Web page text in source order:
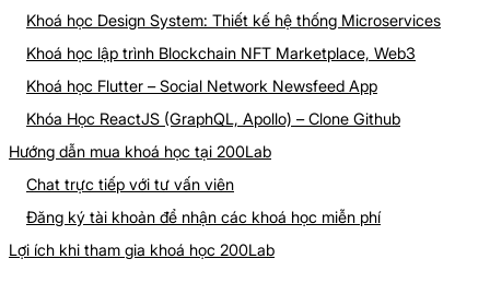
Khoá học Design System: Thiết kế hệ thống Microservices
Khoá học lập trình Blockchain NFT Marketplace, Web3
Khoá học Flutter – Social Network Newsfeed App
Khóa Học ReactJS (GraphQL, Apollo) – Clone Github
Hướng dẫn mua khoá học tại 200Lab
Chat trực tiếp với tư vấn viên
Đăng ký tài khoản để nhận các khoá học miễn phí
Lợi ích khi tham gia khoá học 200Lab